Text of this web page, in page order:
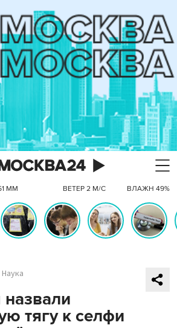
ММ ВЕТЕР 2 М/С ВЛАЖН 49%
Наука
тягу к селфи